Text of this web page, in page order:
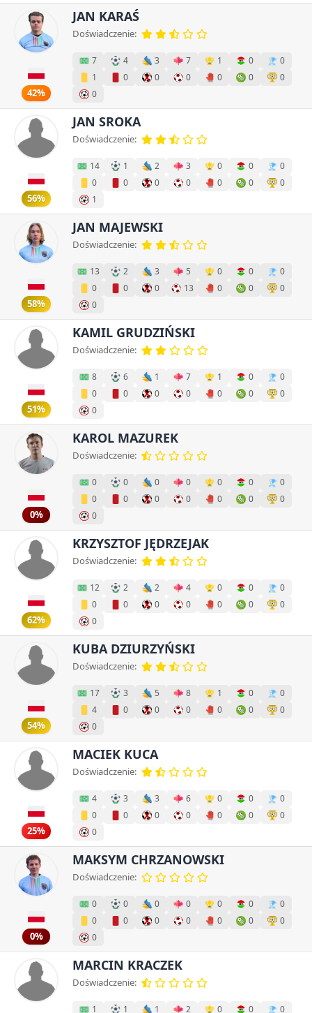
42%
JAN KARAŚ
Doświadczenie:
7 4 3 7 1 0
0
1
0 0 0 0 0
0
0
56%
JAN SROKA
Doświadczenie:
14 1 2 3 0 0
0
0
0 0 0 0 0
0
1
58%
JAN MAJEWSKI
Doświadczenie:
13 2 3 5 0 0
0
0
0 0 13 0 0
0
0
51%
KAMIL GRUDZIŃSKI
Doświadczenie:
8 6 1 7 1 0
0
0
0 0 0 0 0
0
0
0%
KAROL MAZUREK
Doświadczenie:
0 0 0 0 0 0
0
0
0 0 0 0 0
0
0
62%
KRZYSZTOF JĘDRZEJAK
Doświadczenie:
12 2 2 4 0 0
0
0
0 0 0 0 0
0
0
54%
KUBA DZIURZYŃSKI
Doświadczenie:
17 3 5 8 1 0
0
4
0 0 0 0 0
0
0
25%
MACIEK KUCA
Doświadczenie:
4 3 3 6 0 0
0
0
0 0 0 0 0
0
0
0%
MAKSYM CHRZANOWSKI
Doświadczenie:
0 0 0 0 0 0
0
0
0 0 0 0 0
0
0
MARCIN KRACZEK
Doświadczenie:
1 1 1 2 0 0 0